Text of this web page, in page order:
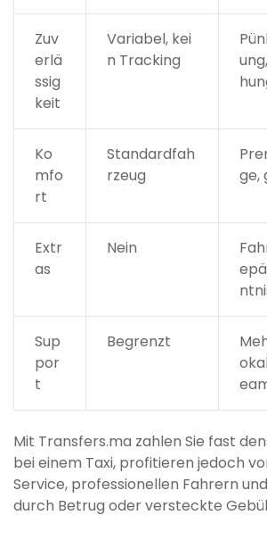
Zuv
erlä
ssig
keit
Variabel, kei
n Tracking
Ko
mfo
rt
Standardfah
rzeug
ge,
Extr
as
Nein
Sup
por
t
Begrenzt
Mit Transfers.ma zahlen Sie fast
bei einem Taxi, profitieren jedoch
Service, professionellen Fahrern
durch Betrug oder versteckte